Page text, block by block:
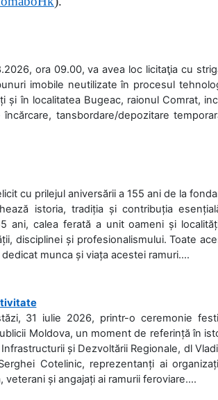
ora 09.00, va avea loc licitaţia cu
imobile neutilizate în procesul
și în localitatea Bugeac, raionul Comrat,
tansbordare/depozitare
cu prilejul aniversării a 155 ani de la
istoria, tradiția și contribuția
ani, calea ferată a unit oameni și
disciplinei și profesionalismului. Toate
munca și viața acestei ramuri....
31 iulie 2026, printr-o ceremonie
Moldova, un moment de referință în
și Dezvoltării Regionale, dl
Cotelinic, reprezentanți ai
și angajați ai ramurii feroviare....